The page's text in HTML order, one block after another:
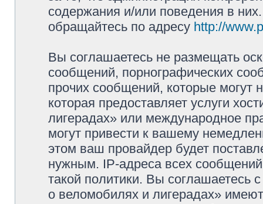
содержания и/или поведения в
обращайтесь по адресу http://
Вы соглашаетесь не размещать
сообщений, порнографических
прочих сообщений, которые могут
которая предоставляет услуги
лигерадах» или международное
могут привести к вашему
этом ваш провайдер будет
нужным. IP-адреса всех
такой политики. Вы
о веломобилях и лигерадах»